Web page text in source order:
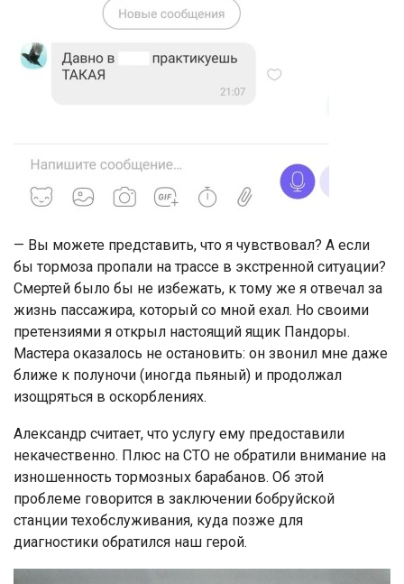
— Вы можете представить, что я чувствовал? А если
бы тормоза пропали на трассе в экстренной ситуации?
Смертей было бы не избежать, к тому же я отвечал за
жизнь пассажира, который со мной ехал. Но своими
претензиями я открыл настоящий ящик Пандоры.
Мастера оказалось не остановить: он звонил мне даже
ближе к полуночи (иногда пьяный) и продолжал
изощряться в оскорблениях.
Александр считает, что услугу ему предоставили
некачественно. Плюс на СТО не обратили внимание на
изношенность тормозных барабанов. Об этой
проблеме говорится в заключении бобруйской
станции техобслуживания, куда позже для
диагностики обратился наш герой.